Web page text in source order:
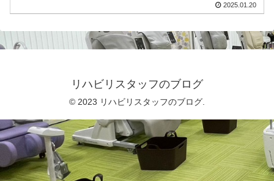
2025.01.20
リハビリスタッフのブログ
© 2023 リハビリスタッフのブログ.